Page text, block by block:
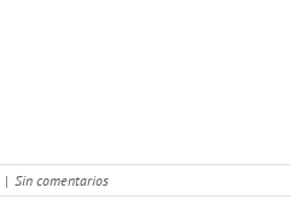
| Sin comentarios